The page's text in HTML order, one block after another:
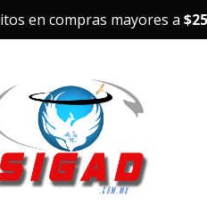
en compras mayores a